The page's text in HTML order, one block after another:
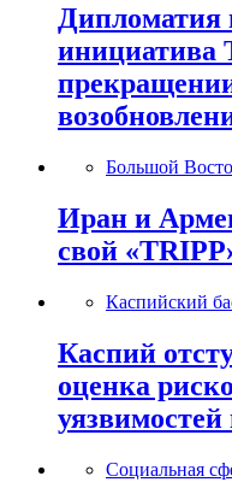
Дипломатия
инициатива
Большой
Иран и
свой
Каспийский
Каспий
оценка
уязвимостей
Социальная